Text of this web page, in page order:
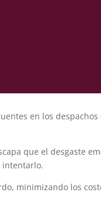
en los
que el desgaste
intentarlo.
minimizando los